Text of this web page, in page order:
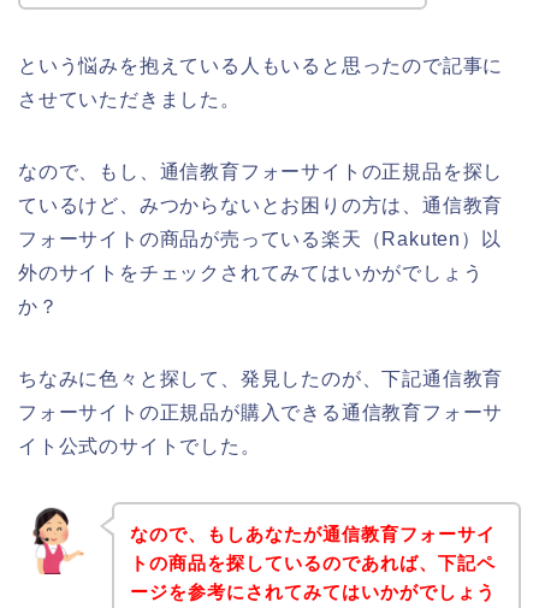
という悩みを抱えている人もいると思ったので記事に
させていただきました。
なので、もし、通信教育フォーサイトの正規品を探し
ているけど、みつからないとお困りの方は、通信教育
フォーサイトの商品が売っている楽天（Rakuten）以
外のサイトをチェックされてみてはいかがでしょう
か？
ちなみに色々と探して、発見したのが、下記通信教育
フォーサイトの正規品が購入できる通信教育フォーサ
イト公式のサイトでした。
なので、もしあなたが通信教育フォーサイ
トの商品を探しているのであれば、下記ペ
ージを参考にされてみてはいかがでしょう